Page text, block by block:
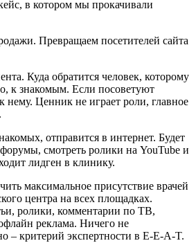
в котором мы прокачивали
Превращаем посетителей сайта
Куда обратится человек, которому
к знакомым. Если посоветуют
нему. Ценник не играет роли, главное
отправится в интернет. Будет
форумы, смотреть ролики на YouTube и
лидген в клинику.
максимальное присутствие врачей
центра на всех площадках.
ролики, комментарии по ТВ,
реклама. Ничего не
– критерий экспертности в E-E-A-T.